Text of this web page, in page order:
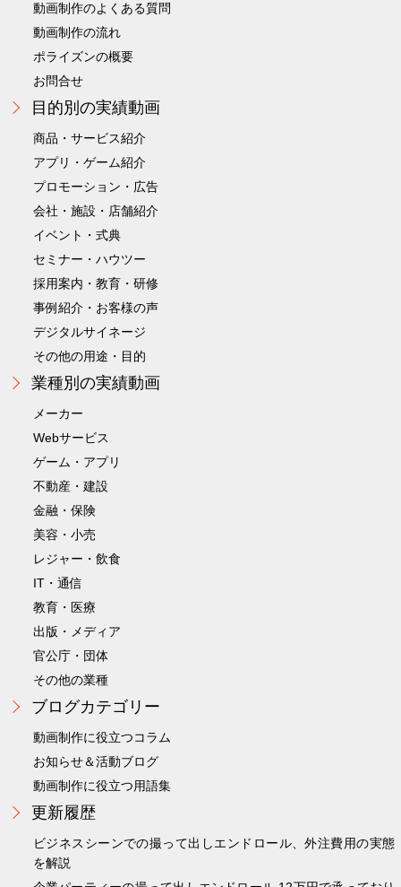
動画制作のよくある質問
動画制作の流れ
ポライズンの概要
お問合せ
目的別の実績動画
商品・サービス紹介
アプリ・ゲーム紹介
プロモーション・広告
会社・施設・店舗紹介
イベント・式典
セミナー・ハウツー
採用案内・教育・研修
事例紹介・お客様の声
デジタルサイネージ
その他の用途・目的
業種別の実績動画
メーカー
Webサービス
ゲーム・アプリ
不動産・建設
金融・保険
美容・小売
レジャー・飲食
IT・通信
教育・医療
出版・メディア
官公庁・団体
その他の業種
ブログカテゴリー
動画制作に役立つコラム
お知らせ＆活動ブログ
動画制作に役立つ用語集
更新履歴
ビジネスシーンでの撮って出しエンドロール、外注費用の実態
を解説